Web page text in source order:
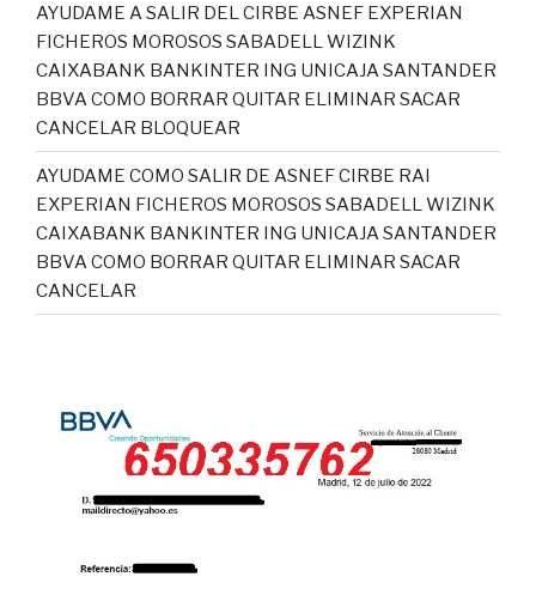
AYUDAME A SALIR DEL CIRBE ASNEF EXPERIAN
FICHEROS MOROSOS SABADELL WIZINK
CAIXABANK BANKINTER ING UNICAJA SANTANDER
BBVA COMO BORRAR QUITAR ELIMINAR SACAR
CANCELAR BLOQUEAR
AYUDAME COMO SALIR DE ASNEF CIRBE RAI
EXPERIAN FICHEROS MOROSOS SABADELL WIZINK
CAIXABANK BANKINTER ING UNICAJA SANTANDER
BBVA COMO BORRAR QUITAR ELIMINAR SACAR
CANCELAR